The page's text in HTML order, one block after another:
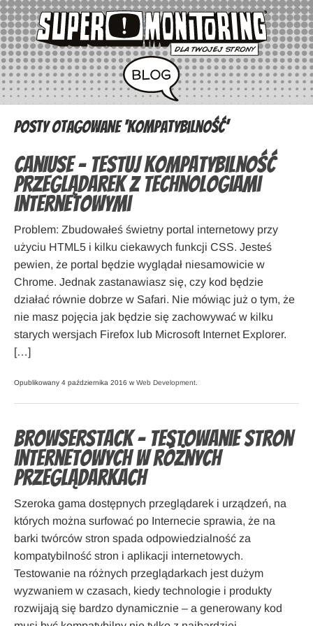
Posty otagowane ‘kompatybilność’
CanIUse – testuj kompatybilność
przeglądarek z technologiami
internetowymi
Problem: Zbudowałeś świetny portal internetowy przy
użyciu HTML5 i kilku ciekawych funkcji CSS. Jesteś
pewien, że portal będzie wyglądał niesamowicie w
Chrome. Jednak zastanawiasz się, czy kod będzie
działać równie dobrze w Safari. Nie mówiąc już o tym, że
nie masz pojęcia jak będzie się zachowywać w kilku
starych wersjach Firefox lub Microsoft Internet Explorer.
[…]
Opublikowany 4 października 2016 w Web Development
Browserstack – testowanie stron
internetowych w różnych
przeglądarkach
Szeroka gama dostępnych przeglądarek i urządzeń, na
których można surfować po Internecie sprawia, że na
barki twórców stron spada odpowiedzialność za
kompatybilność stron i aplikacji internetowych.
Testowanie na różnych przeglądarkach jest dużym
wyzwaniem w czasach, kiedy technologie i produkty
rozwijają się bardzo dynamicznie – a generowany kod